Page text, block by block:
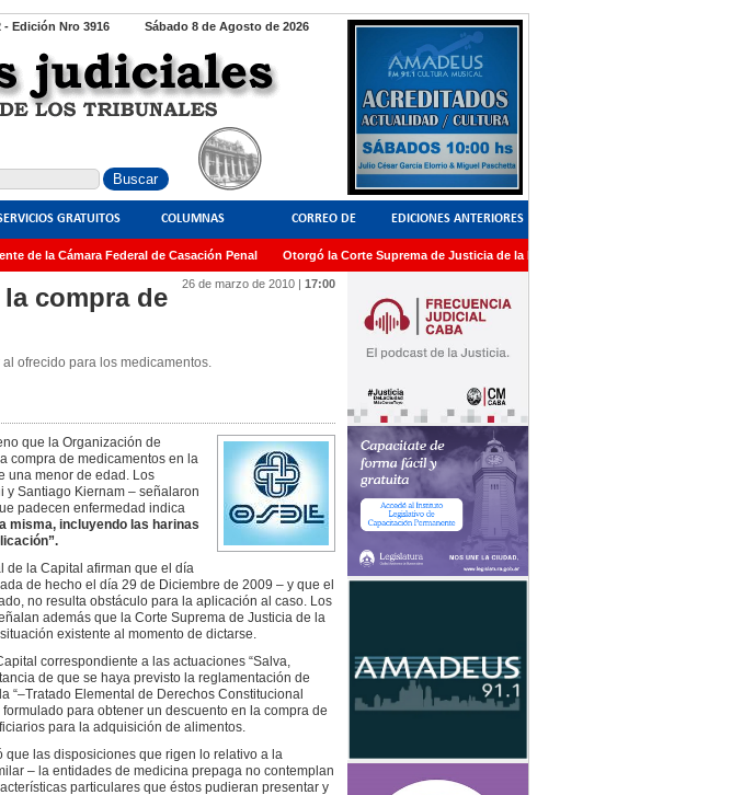
Sábado 8 de Agosto de 2026
- Edición Nro 3916
GRATUITOS COLUMNAS CORREO DE
LECTORES
EDICIONES ANTERIORES
de la Cámara Federal de Casación Penal Otorgó la Corte Suprema de Justicia de la Nación una medalla al Dr. Raul
26 de marzo de 2010| 17:00
compra de
ofrecido para los medicamentos.
que la Organización de
compra de medicamentos en la
una menor de edad. Los
y Santiago Kiernam – señalaron
padecen enfermedad indica
misma, incluyendo las harinas
de la Capital afirman que el día
de hecho el día 29 de Diciembre de 2009 – y que el
no resulta obstáculo para la aplicación al caso. Los
además que la Corte Suprema de Justicia de la
existente al momento de dictarse.
correspondiente a las actuaciones “Salva,
de que se haya previsto la reglamentación de
Elemental de Derechos Constitucional
para obtener un descuento en la compra de
para la adquisición de alimentos.
las disposiciones que rigen lo relativo a la
– la entidades de medicina prepaga no contemplan
particulares que éstos pudieran presentar y